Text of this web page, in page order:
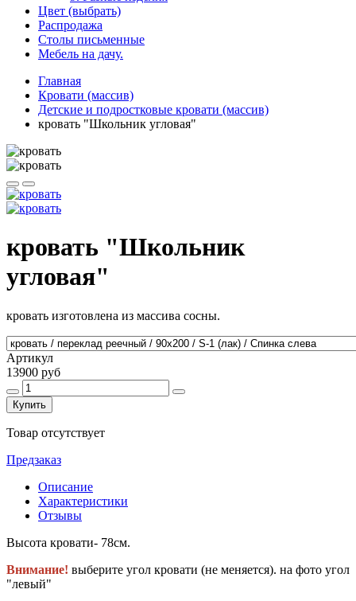
Цвет (выбрать)
Распродажа
Столы письменные
Мебель на дачу.
Главная
Кровати (массив)
Детские и подростковые кровати (массив)
кровать "Школьник угловая"
кровать "Школьник
угловая"
кровать изготовлена из массива сосны.
Артикул
13900 руб
Купить
Товар отсутствует
Предзаказ
Описание
Характеристики
Отзывы
Высота кровати- 78см.
Внимание! выберите угол кровати (не меняется). на фото угол
"левый"